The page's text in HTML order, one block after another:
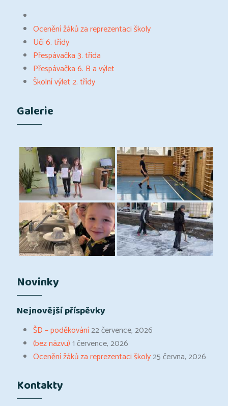
Ocenění žáků za reprezentaci školy
Učí 6. třídy
Přespávačka 3. třída
Přespávačka 6. B a výlet
Školní výlet 2. třídy
Galerie
Novinky
Nejnovější příspěvky
ŠD – poděkování22 července, 2026
(bez názvu)1 července, 2026
Ocenění žáků za reprezentaci školy25 června, 2026
Kontakty